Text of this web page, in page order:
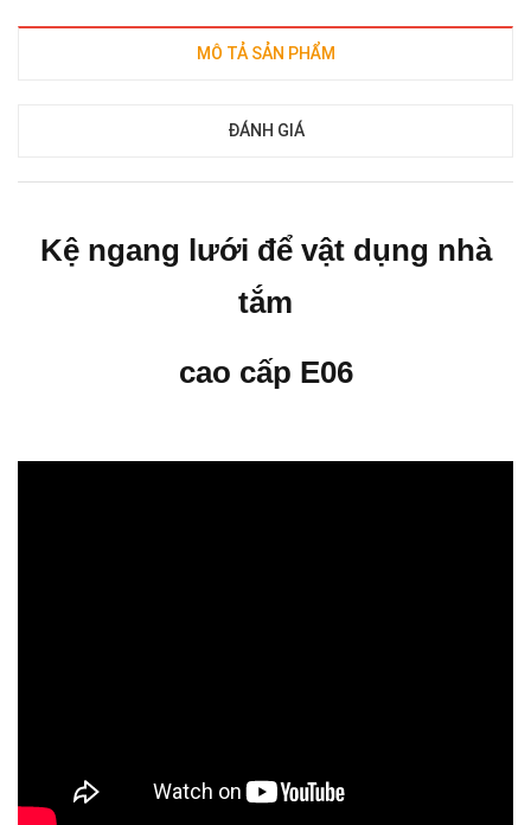
MÔ TẢ SẢN PHẨM
ĐÁNH GIÁ
Kệ ngang lưới để vật dụng nhà
tắm
cao cấp E06